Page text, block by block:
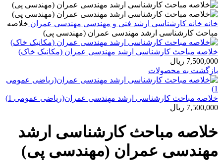
خانه خانه کارشناسی ارشد فنی و مهندسی مهندسی عمران خلاصه
مباحث کارشناسی ارشد مهندسی عمران (مهندسی پی)
خلاصه مباحث کارشناسی ارشد مهندسی عمران (مکانیک خاک)
7,500,000 ریال
بازگشت به محصولات
خلاصه مباحث کارشناسی ارشد مهندسی عمران(ریاضی عمومی 1)
7,500,000 ریال
خلاصه مباحث کارشناسی ارشد
مهندسی عمران (مهندسی پی)